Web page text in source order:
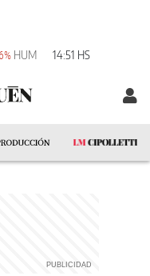
HUM 14:51 HS